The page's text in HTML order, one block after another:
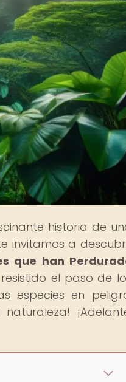
historia de
invitamos a
que han
el paso de
especies en